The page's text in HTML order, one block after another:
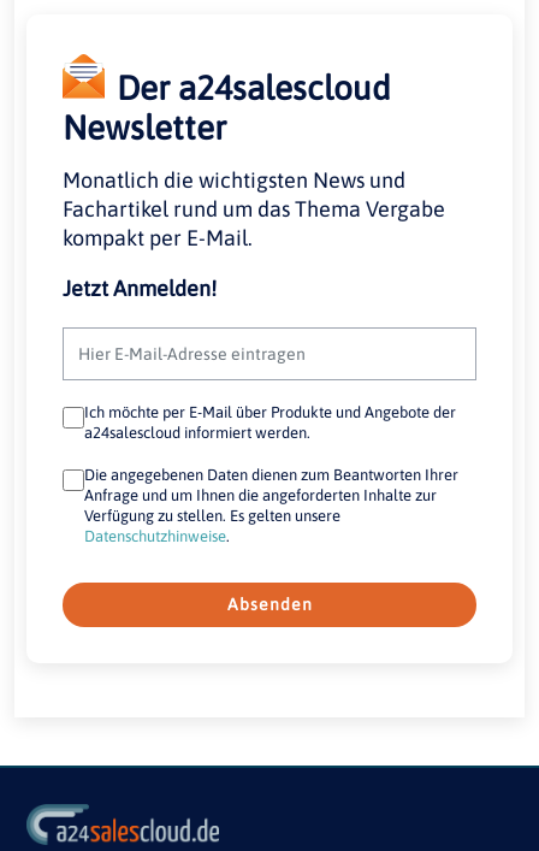
Der a24salescloud
Newsletter
Monatlich die wichtigsten News und
Fachartikel rund um das Thema Vergabe
kompakt per E-Mail.
Jetzt Anmelden!
Ich möchte per E-Mail über Produkte und Angebote der
a24salescloud informiert werden.
Die angegebenen Daten dienen zum Beantworten Ihrer
Anfrage und um Ihnen die angeforderten Inhalte zur
Verfügung zu stellen. Es gelten unsere
Datenschutzhinweise.
Absenden